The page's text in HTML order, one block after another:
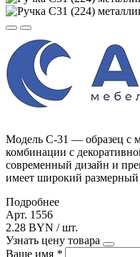
Модель С-31 — образец с
комбинации с
современный дизайн и
имеет широкий размерный
Подробнее
Арт. 1556
2.28 BYN / шт.
Узнать цену товара
Ваше имя *